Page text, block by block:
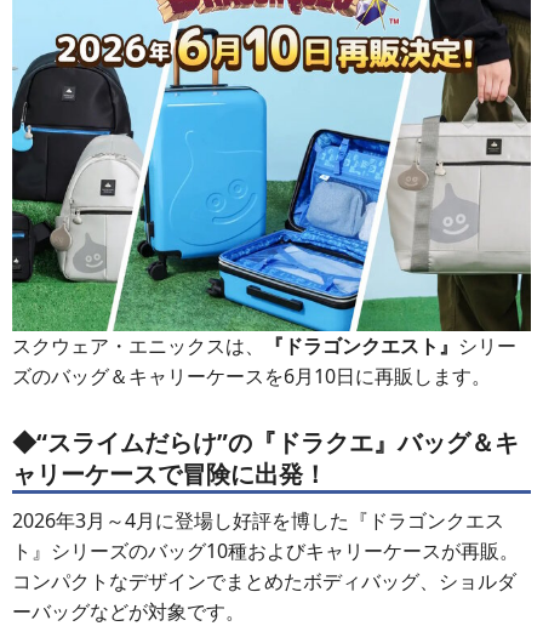
スクウェア・エニックスは、 『ドラゴンクエスト』 シリー
ズのバッグ＆キャリーケースを6月10日に再販します。
◆“スライムだらけ”の『ドラクエ』バッグ＆キ
ャリーケースで冒険に出発！
2026年3月～4月に登場し好評を博した『ドラゴンクエス
ト』シリーズのバッグ10種およびキャリーケースが再販。
コンパクトなデザインでまとめたボディバッグ、ショルダ
ーバッグなどが対象です。